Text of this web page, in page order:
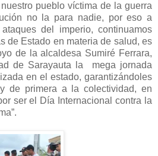
pueblo víctima de la guerra
no la para nadie, por eso a
del imperio, continuamos
de Estado en materia de salud, es
de la alcaldesa Sumiré Ferrara,
de Sarayauta la mega jornada
en el estado, garantizándoles
de primera a la colectividad, en
ser el Día Internacional contra la